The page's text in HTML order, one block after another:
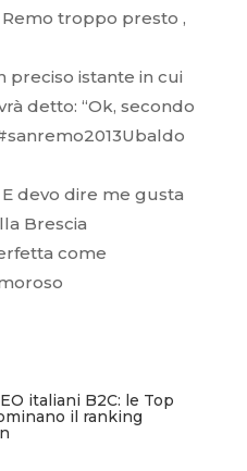
troppo presto ,
preciso istante in cui
detto: “Ok, secondo
E devo dire me gusta
Brescia
come
italiani B2C: le Top
il ranking